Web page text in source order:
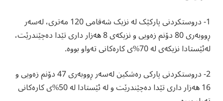
1- دروستکردنی پارکێک لە نزیک شەقامی 120 مەتری، لەسەر
ڕووبەری 80 دۆنم زەویی و نزیکەی 8 ھەزار داری تێدا دەچێندرێت،
لەئێستادا نزیکەی لە 70%ی کارەکانی تەواو بووە.
2- دروستکردنی پارکی رەشکین لەسەر ڕووبەری 47 دۆنم زەویی و
16 ھەزار داری تێدا دەچێندرێت و لە ئێستادا لە 50%ی کارەکانی